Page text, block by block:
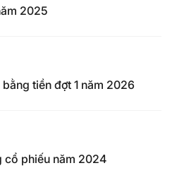
2025
tiền đợt 1 năm 2026
cổ phiếu năm 2024